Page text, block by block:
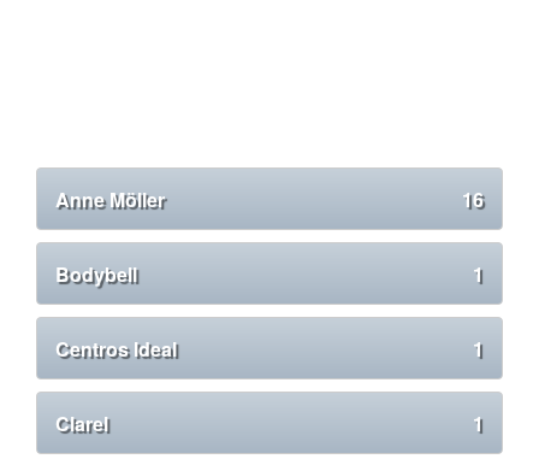
Anne Möller 16
Bodybell 1
Centros Ideal 1
Clarel 1